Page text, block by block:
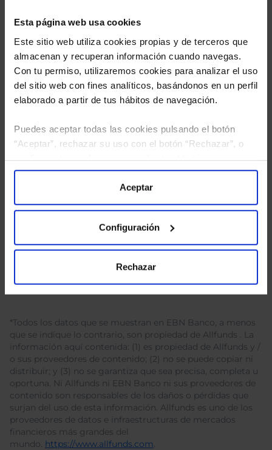
Esta página web usa cookies
Este sitio web utiliza cookies propias y de terceros que
almacenan y recuperan información cuando navegas.
Con tu permiso, utilizaremos cookies para analizar el uso
del sitio web con fines analíticos, basándonos en un perfil
elaborado a partir de tus hábitos de navegación.
Puedes aceptar todas las cookies pulsando el botón
“Aceptar”, rechazar su uso con el botón “Rechazar”, o
“Configuración”. Consulta nuestraPolítica
para más información.
Aceptar
Configuración
Rechazar
He leído
*Todos los datos que se muestran en EBN Banco, a menos
que se indique lo contrario, son propiedad de Allfunds . La
información aquí contenida: (1) es propiedad de Allfunds y /
o sus proveedores de contenido; (2) no se puede copiar ni
distribuir; y (3) no se garantiza que sea precisa, completa u
oportuna. Ni Allfunds ni EBN Banco ni sus proveedores de
contenido son responsables de los daños o pérdidas que
surjan del uso de esta información. Allfunds es uno de los
proveedores de datos e infraestructuras de mercados
financieros más grandes del
mundo. https://www.allfunds.com.